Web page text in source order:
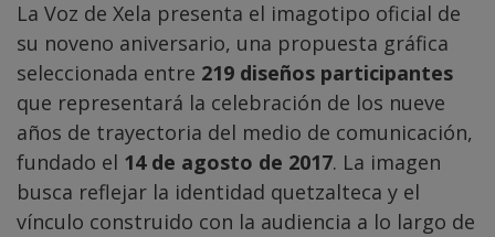
La Voz de Xela presenta el imagotipo oficial de
su noveno aniversario, una propuesta gráfica
seleccionada entre 219 diseños participantes
que representará la celebración de los nueve
años de trayectoria del medio de comunicación,
fundado el 14 de agosto de 2017. La imagen
busca reflejar la identidad quetzalteca y el
vínculo construido con la audiencia a lo largo de